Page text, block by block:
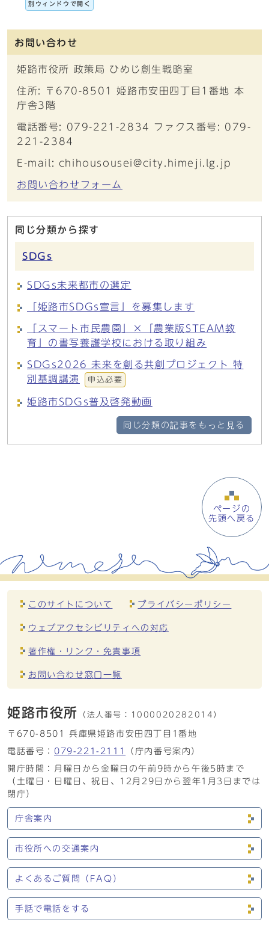
別ウィンドウで開く
お問い合わせ
姫路市役所 政策局 ひめじ創生戦略室
住所: 〒670-8501 姫路市安田四丁目1番地 本
庁舎3階
電話番号: 079-221-2834 ファクス番号: 079-
221-2384
E-mail: chihousousei@city.himeji.lg.jp
お問い合わせフォーム
同じ分類から探す
SDGs
SDGs未来都市の選定
「姫路市SDGs宣言」を募集します
「スマート市民農園」×「農業版STEAM教
育」の書写養護学校における取り組み
SDGs2026 未来を創る共創プロジェクト 特
別基調講演
申込必要
姫路市SDGs普及啓発動画
同じ分類の記事をもっと見る
ページの
先頭へ戻る
このサイトについて プライバシーポリシー
ウェブアクセシビリティへの対応
著作権・リンク・免責事項
お問い合わせ窓口一覧
姫路市役所 （法人番号： 1000020282014）
〒670-8501 兵庫県姫路市安田四丁目1番地
電話番号： 079-221-2111
（庁内番号案内）
開庁時間：月曜日から金曜日の午前9時から午後5時まで
（土曜日・日曜日、祝日、12月29日から翌年1月3日までは
閉庁）
庁舎案内
市役所への交通案内
よくあるご質問（FAQ）
手話で電話をする